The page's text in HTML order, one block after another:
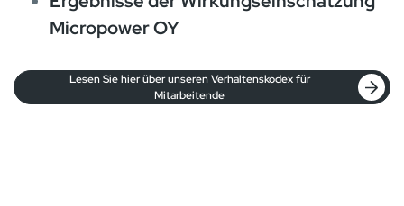
Micropower OY
Lesen Sie hier über unseren Verhaltenskodex für
Mitarbeitende